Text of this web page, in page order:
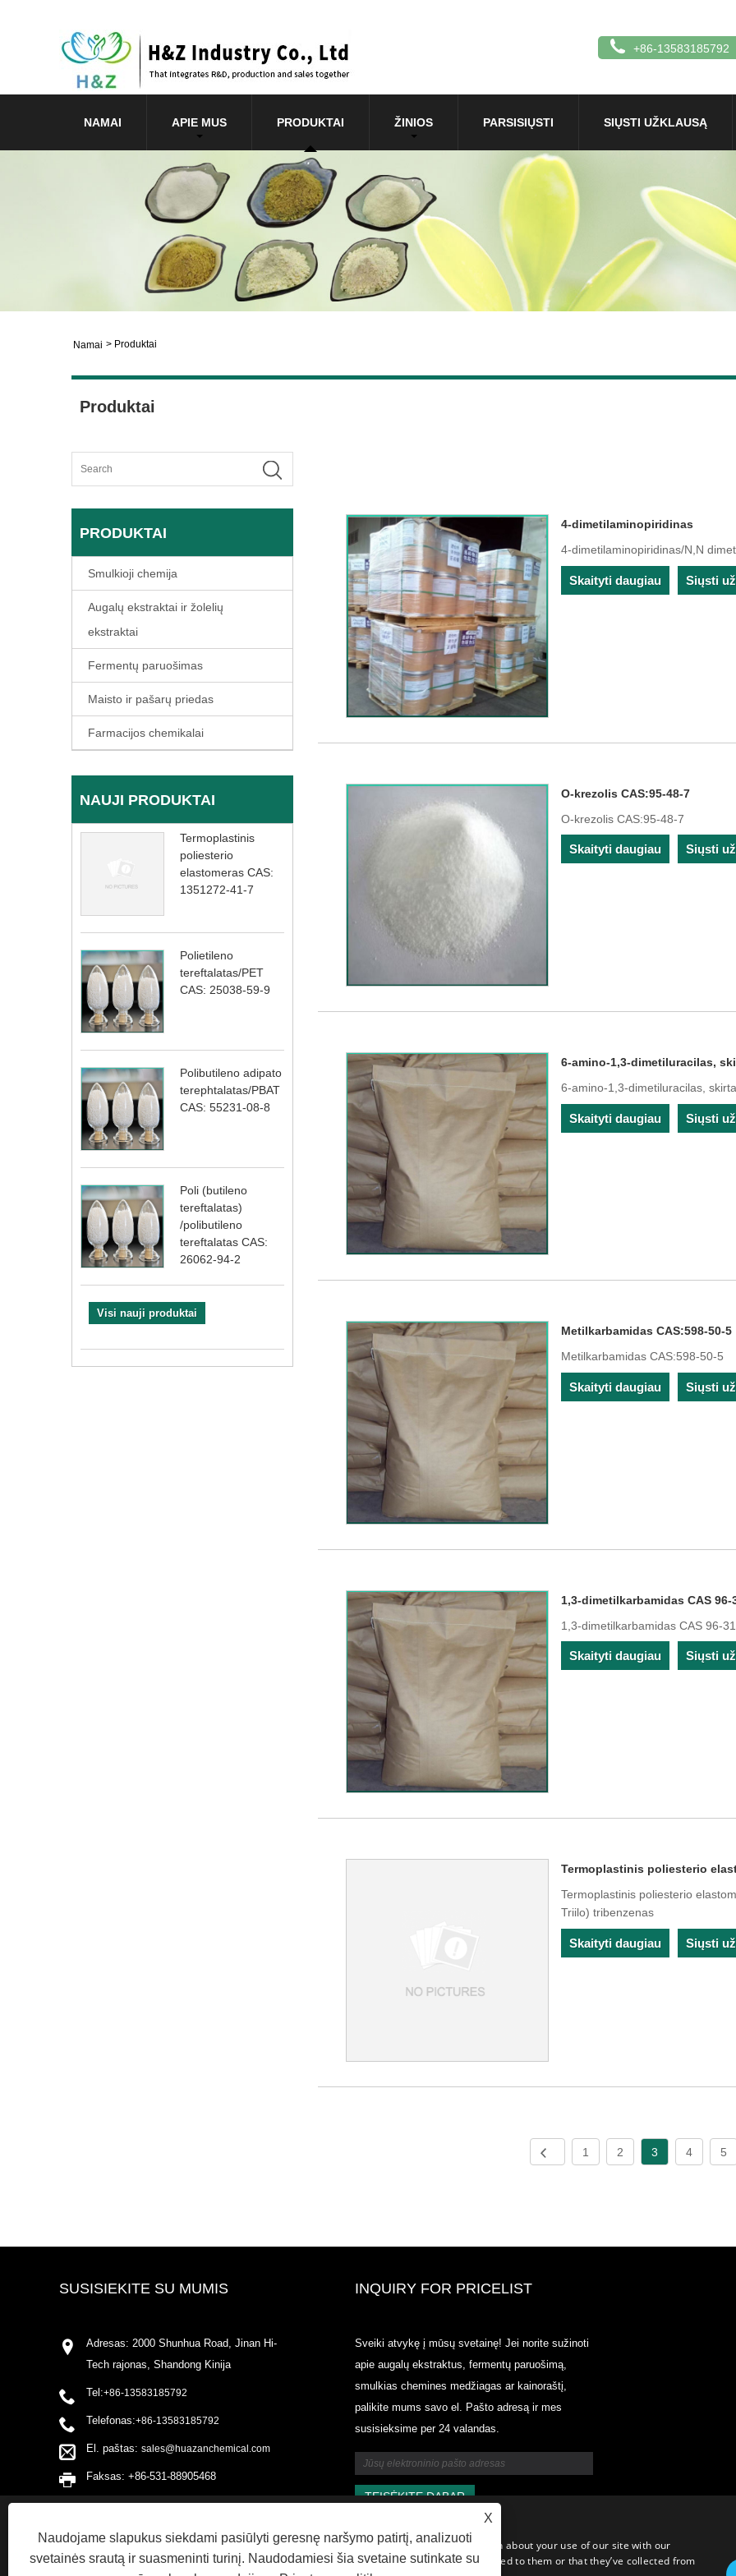
+86-13583185792
NAMAI APIE MUS PRODUKTAI ŽINIOS PARSISIŲSTI SIŲSTI UŽKLAUSĄ
Namai > Produktai
Produktai
PRODUKTAI
Smulkioji chemija
Augalų ekstraktai ir žolelių
ekstraktai
Fermentų paruošimas
Maisto ir pašarų priedas
Farmacijos chemikalai
NAUJI PRODUKTAI
Termoplastinis
poliesterio
elastomeras CAS:
1351272-41-7
Polietileno
tereftalatas/PET
CAS: 25038-59-9
Polibutileno adipato
terephtalatas/PBAT
CAS: 55231-08-8
Poli (butileno
tereftalatas)
/polibutileno
tereftalatas CAS:
26062-94-2
Visi nauji produktai
4-dimetilaminopiridinas
4-dimetilaminopiridinas/N,N
Skaityti daugiau Siųsti
O-krezolis CAS:95-48-7
O-krezolis CAS:95-48-7
Skaityti daugiau Siųsti
6-amino-1,3-dimetiluracilas,
6-amino-1,3-dimetiluracilas,
Skaityti daugiau Siųsti
Metilkarbamidas CAS:598-50-5
Metilkarbamidas CAS:598-50-5
Skaityti daugiau Siųsti
1,3-dimetilkarbamidas CAS 96-
1,3-dimetilkarbamidas CAS 96-
Skaityti daugiau Siųsti
Termoplastinis poliesterio
Termoplastinis poliesterio
Triilo) tribenzenas
Skaityti daugiau Siųsti
1 2 3 4 5
SUSISIEKITE SU MUMIS
Adresas: 2000 Shunhua Road, Jinan Hi-
Tech rajonas, Shandong Kinija
Tel:+86-13583185792
Telefonas:+86-13583185792
El. paštas: sales@huazanchemical.com
Faksas: +86-531-88905468
INQUIRY FOR PRICELIST
Sveiki atvykę į mūsų svetainę! Jei norite sužinoti
apie augalų ekstraktus, fermentų paruošimą,
smulkias chemines medžiagas ar kainoraštį,
palikite mums savo el. Pašto adresą ir mes
susisieksime per 24 valandas.
2020-CPHI Europe, Milanas,
ir produktus, skirtus maisto produktams, maisto
funkcionalioms maisto ir gėrimų pramonei, pagaminti iš
X
Naudojame slapukus siekdami pasiūlyti geresnę naršymo patirtį, analizuoti
svetainės srautą ir suasmeninti turinį. Naudodamiesi šia svetaine sutinkate su
We use cookies to personalise content, ads and to analyse our traffic. We also share information about your use of our site with our
advertising and analytics partners who may combine it with other information that you’ve provided to them or that they’ve collected from